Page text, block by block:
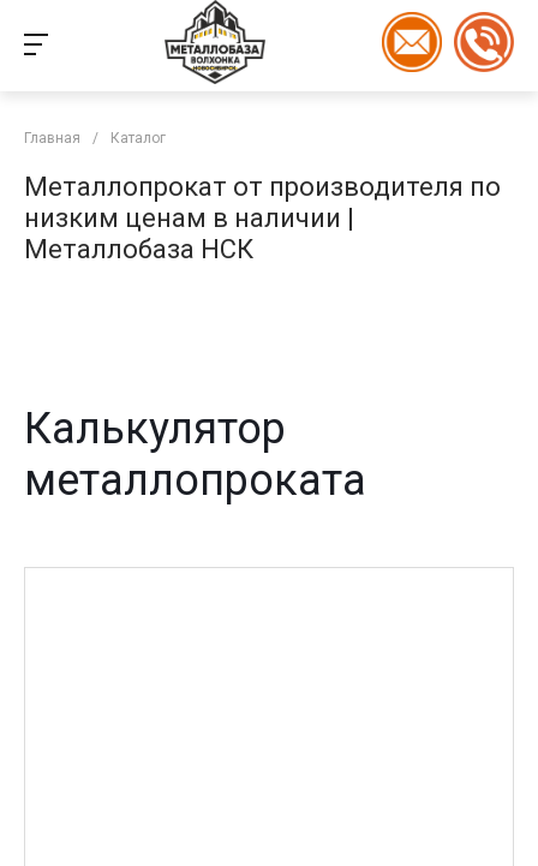
Главная / Каталог
Металлопрокат от производителя по
низким ценам в наличии |
Металлобаза НСК
Калькулятор
металлопроката